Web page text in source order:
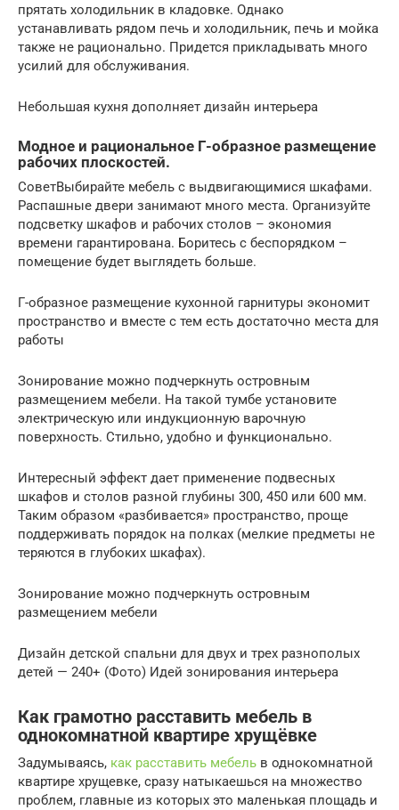
прятать холодильник в кладовке. Однако
устанавливать рядом печь и холодильник, печь и мойка
также не рационально. Придется прикладывать много
усилий для обслуживания.
Небольшая кухня дополняет дизайн интерьера
Модное и рациональное Г-образное размещение
рабочих плоскостей.
СоветВыбирайте мебель с выдвигающимися шкафами.
Распашные двери занимают много места. Организуйте
подсветку шкафов и рабочих столов – экономия
времени гарантирована. Боритесь с беспорядком –
помещение будет выглядеть больше.
Г-образное размещение кухонной гарнитуры экономит
пространство и вместе с тем есть достаточно места для
работы
Зонирование можно подчеркнуть островным
размещением мебели. На такой тумбе установите
электрическую или индукционную варочную
поверхность. Стильно, удобно и функционально.
Интересный эффект дает применение подвесных
шкафов и столов разной глубины 300, 450 или 600 мм.
Таким образом «разбивается» пространство, проще
поддерживать порядок на полках (мелкие предметы не
теряются в глубоких шкафах).
Зонирование можно подчеркнуть островным
размещением мебели
Дизайн детской спальни для двух и трех разнополых
детей — 240+ (Фото) Идей зонирования интерьера
Как грамотно расставить мебель в
однокомнатной квартире хрущёвке
Задумываясь, как расставить мебель в однокомнатной
квартире хрущевке, сразу натыкаешься на множество
проблем, главные из которых это маленькая площадь и